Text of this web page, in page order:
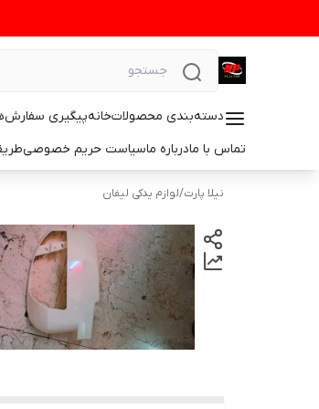
دسته‌بندی محصولاتخانهپیگیری سفارش
تماس با مادرباره ماسیاست حریم خصوصی
نیلا پارت/لوازم یدکی لیفان